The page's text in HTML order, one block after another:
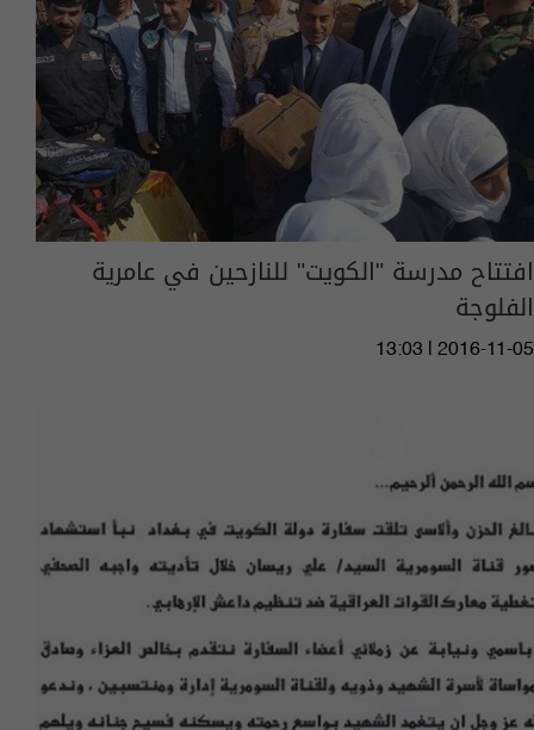
افتتاح مدرسة "الكويت" للنازحين في عامرية
الفلوجة
13:03 | 2016-11-05